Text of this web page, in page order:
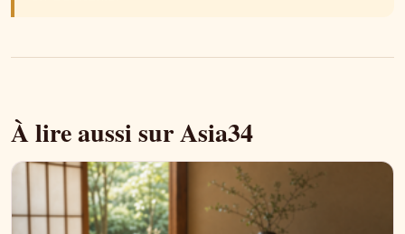
À lire aussi sur Asia34